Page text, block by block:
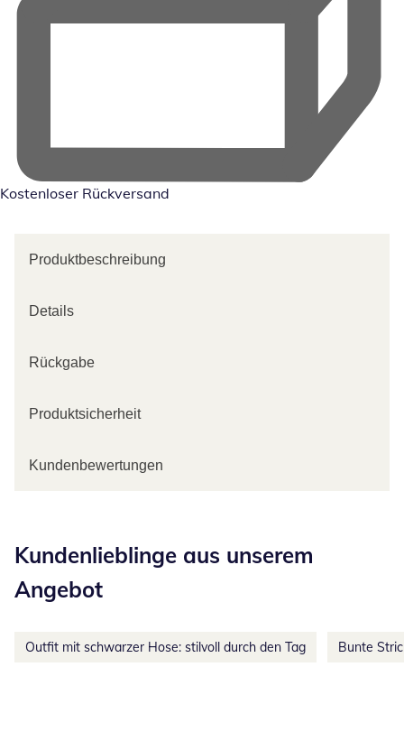
Kostenloser Rückversand
Produktbeschreibung
Details
Rückgabe
Produktsicherheit
Kundenbewertungen
Kundenlieblinge aus unserem
Angebot
Outfit mit schwarzer Hose: stilvoll durch den Tag Bunte